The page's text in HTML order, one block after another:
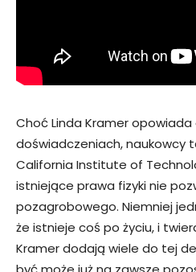
Choć Linda Kramer opowiada
doświadczeniach, naukowcy
California Institute of
istniejące prawa fizyki nie
pozagrobowego. Niemniej
że istnieje coś po życiu, i
Kramer dodają wiele do tej